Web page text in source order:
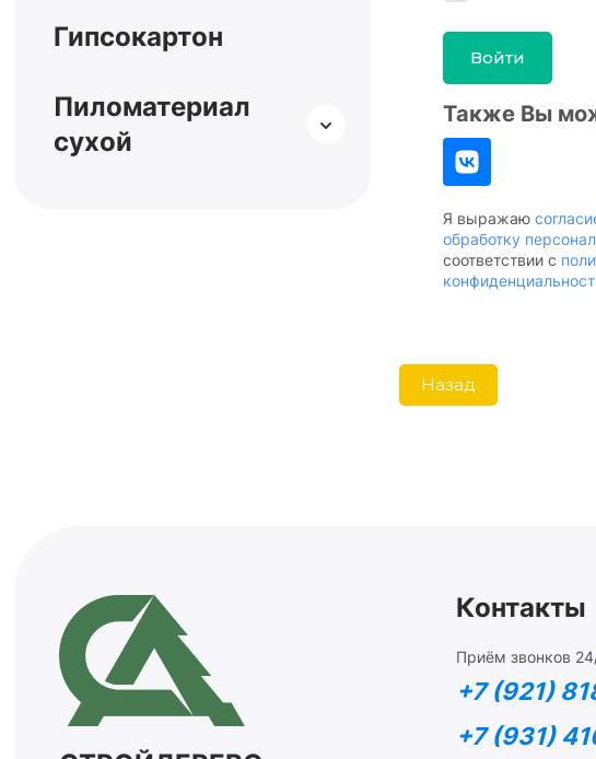
Гипсокартон
Пиломатериал
сухой
Войти
Также Вы
Я выражаю
обработку
соответствии с
Назад
Контакты
Приём звонков
+7 (921)
+7 (931)